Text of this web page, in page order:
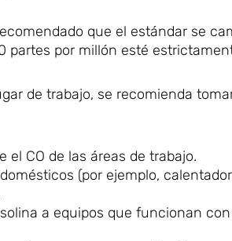
que el estándar se
partes por millón esté
de trabajo, se recomienda
CO de las áreas de trabajo.
(por ejemplo,
a equipos que funcionan